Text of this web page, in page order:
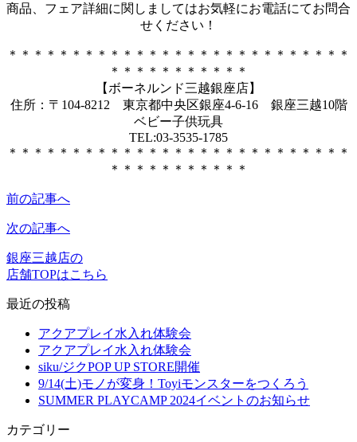
商品、フェア詳細に関しましてはお気軽にお電話にてお問合
せください！
＊＊＊＊＊＊＊＊＊＊＊＊＊＊＊＊＊＊＊＊＊＊＊＊＊＊＊
＊＊＊＊＊＊＊＊＊＊＊
【ボーネルンド三越銀座店】
住所：〒104-8212 東京都中央区銀座4-6-16 銀座三越10階
ベビー子供玩具
TEL:03-3535-1785
＊＊＊＊＊＊＊＊＊＊＊＊＊＊＊＊＊＊＊＊＊＊＊＊＊＊＊
＊＊＊＊＊＊＊＊＊＊＊
前の記事へ
次の記事へ
銀座三越店の
店舗TOPはこちら
最近の投稿
アクアプレイ水入れ体験会
アクアプレイ水入れ体験会
siku/ジクPOP UP STORE開催
9/14(土)モノが変身！Toyiモンスターをつくろう
SUMMER PLAYCAMP 2024イベントのお知らせ
カテゴリー